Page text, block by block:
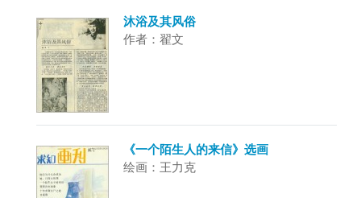
沐浴及其风俗
作者：翟文
《一个陌生人的来信》选画
绘画：王力克